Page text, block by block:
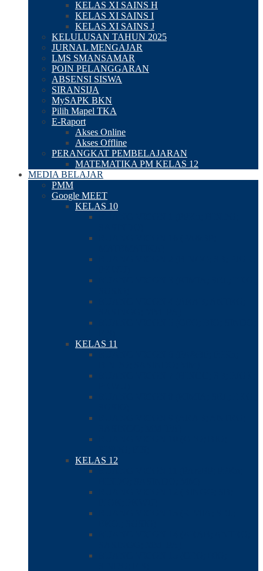
KELAS XI SAINS H
KELAS XI SAINS I
KELAS XI SAINS J
KELULUSAN TAHUN 2025
JURNAL MENGAJAR
LMS SMANSAMAR
POIN PELANGGARAN
ABSENSI SISWA
SIRANSIJA
MySAPK BKN
Pilih Mapel TKA
E-Raport
Akses Online
Akses Offline
PERANGKAT PEMBELAJARAN
MATEMATIKA PM KELAS 12
MEDIA BELAJAR
PMM
Google MEET
KELAS 10
KELAS 11
KELAS 12